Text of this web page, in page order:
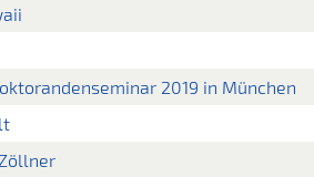
2019 in München